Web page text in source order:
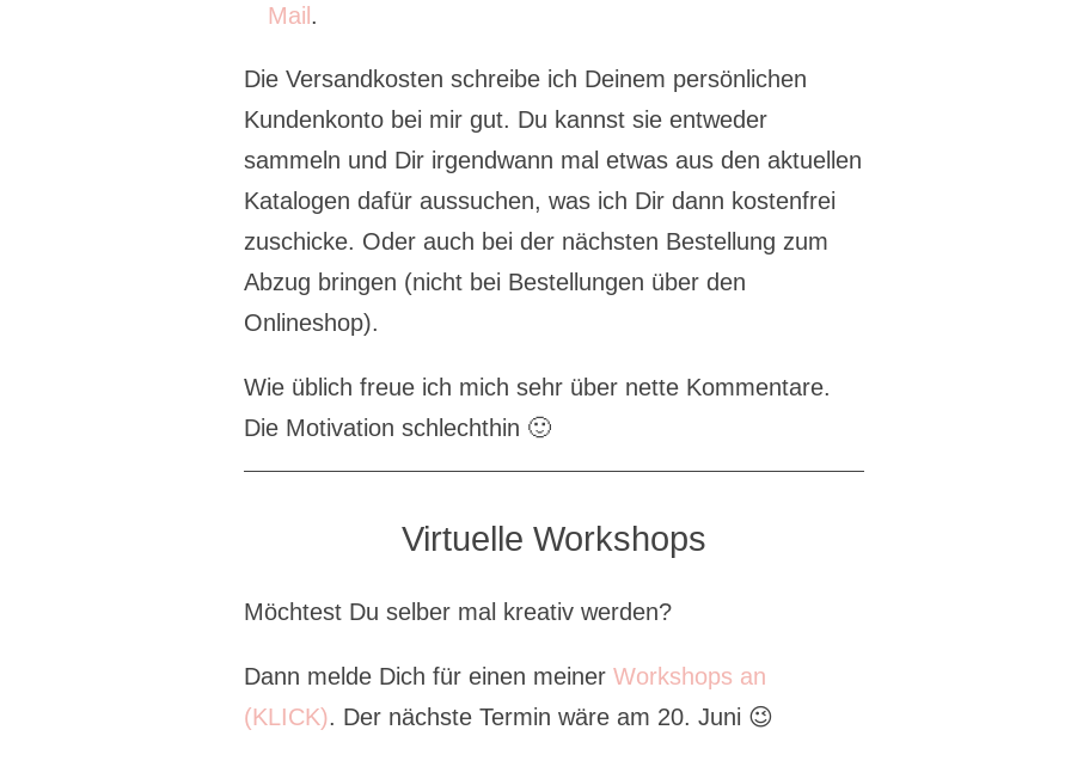
Mail .
Die Versandkosten schreibe ich Deinem persönlichen
Kundenkonto bei mir gut. Du kannst sie entweder
sammeln und Dir irgendwann mal etwas aus den aktuellen
Katalogen dafür aussuchen, was ich Dir dann kostenfrei
zuschicke. Oder auch bei der nächsten Bestellung zum
Abzug bringen (nicht bei Bestellungen über den
Onlineshop).
Wie üblich freue ich mich sehr über nette Kommentare.
Die Motivation schlechthin 🙂
Virtuelle Workshops
Möchtest Du selber mal kreativ werden?
Dann melde Dich für einen meinerWorkshops an
(KLICK). Der nächste Termin wäre am 20. Juni 😉